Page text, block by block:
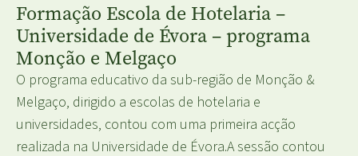
Formação Escola de Hotelaria –
Universidade de Évora – programa
Monção e Melgaço
O programa educativo da sub-região de Monção &
Melgaço, dirigido a escolas de hotelaria e
universidades, contou com uma primeira acção
realizada na Universidade de Évora.A sessão contou